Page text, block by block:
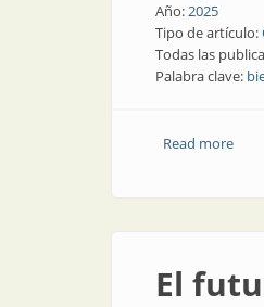
Año:2025
Tipo de artículo:
Todas las
Palabra clave:
Read more
El